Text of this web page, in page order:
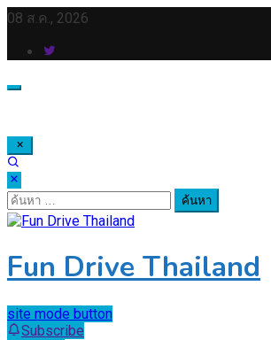
Skip
content
08 ส.ค., 2026
ค้นหา
สำหรับ:
Fun Drive Thailand
site mode button
Subscribe